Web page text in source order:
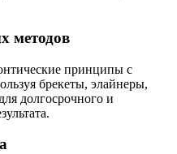
методов
принципы с
брекеты, элайнеры,
долгосрочного и